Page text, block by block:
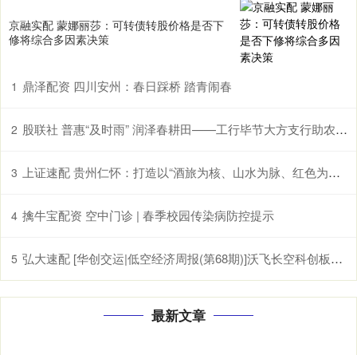
京融实配 蒙娜丽莎：可转债转股价格是否下
修将综合多因素决策
1 鼎泽配资 四川安州：春日踩桥 踏青闹春
2 股联社 普惠“及时雨” 润泽春耕田——工行毕节大方支行助农企解困获赠锦旗
3 上证速配 贵州仁怀：打造以“酒旅为核、山水为脉、红色为魂”的国际山地度假目的地
4 擒牛宝配资 空中门诊 | 春季校园传染病防控提示
5 弘大速配 [华创交运|低空经济周报(第68期)]沃飞长空科创板上市辅导已备案, 头部eVTOL企业正加速获市场认可
最新文章